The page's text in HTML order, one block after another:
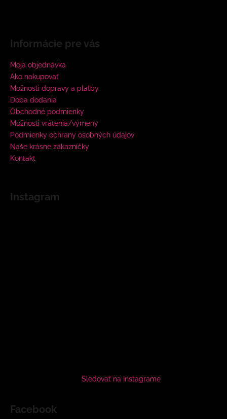
Informácie pre vás
Moja objednávka
Ako nakupovať
Možnosti dopravy a platby
Doba dodania
Obchodné podmienky
Možnosti vrátenia/výmeny
Podmienky ochrany osobných údajov
Naše krásne zákazníčky
Kontakt
Instagram
Sledovať na Instagrame
Facebook